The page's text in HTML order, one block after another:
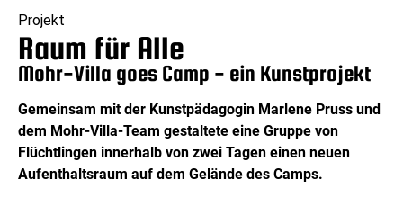
Projekt
Raum für Alle
Mohr-Villa goes Camp - ein Kunstprojekt
Gemeinsam mit der Kunstpädagogin Marlene Pruss und
dem Mohr-Villa-Team gestaltete eine Gruppe von
Flüchtlingen innerhalb von zwei Tagen einen neuen
Aufenthaltsraum auf dem Gelände des Camps.